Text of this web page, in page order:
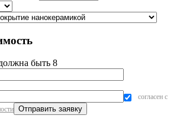
быть 8
согласен с